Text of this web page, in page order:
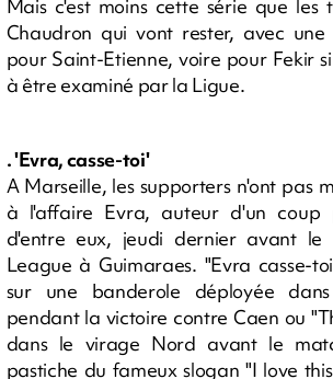
Mais c'est moins cette série que les
Chaudron qui vont rester, avec
pour Saint-Etienne, voire pour Fekir
à être examiné par la Ligue.
. 'Evra, casse-toi'
A Marseille, les supporters n'ont pas
à l'affaire Evra, auteur d'un coup
d'entre eux, jeudi dernier avant le
League à Guimaraes. "Evra casse-
sur une banderole déployée
pendant la victoire contre Caen ou
dans le virage Nord avant le
pastiche du fameux slogan "I love